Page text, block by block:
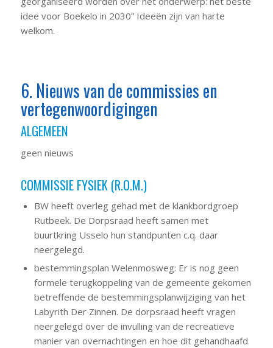
idee voor Boekelo in 2030” Ideeën zijn van harte
welkom.
6. Nieuws van de commissies en
vertegenwoordigingen
ALGEMEEN
geen nieuws
COMMISSIE FYSIEK (R.O.M.)
BW heeft overleg gehad met de klankbordgroep
Rutbeek. De Dorpsraad heeft samen met
buurtkring Usselo hun standpunten c.q. daar
neergelegd.
bestemmingsplan Welenmosweg: Er is nog geen
formele terugkoppeling van de gemeente gekomen
betreffende de bestemmingsplanwijziging van het
Labyrith Der Zinnen. De dorpsraad heeft vragen
neergelegd over de invulling van de recreatieve
manier van overnachtingen en hoe dit gehandhaafd